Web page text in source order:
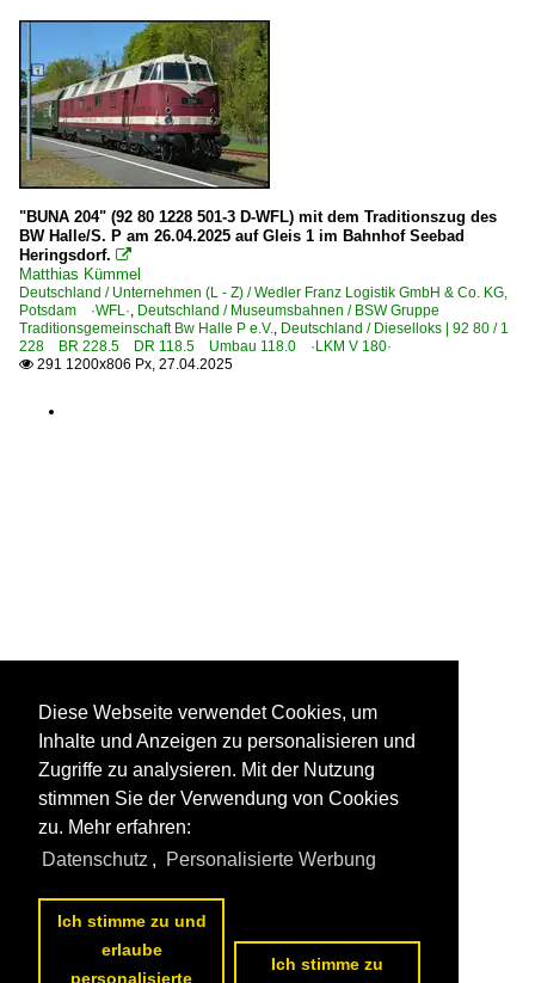
"BUNA 204" (92 80 1228 501-3 D-WFL) mit dem Traditionszug des
BW Halle/S. P am 26.04.2025 auf Gleis 1 im Bahnhof Seebad
Heringsdorf. 
Matthias Kümmel
Deutschland / Unternehmen (L - Z) / Wedler Franz Logistik GmbH & Co. KG,
Potsdam ·WFL·, Deutschland / Museumsbahnen / BSW Gruppe
Traditionsgemeinschaft Bw Halle P e.V., Deutschland / Dieselloks | 92 80 / 1
228 BR 228.5 DR 118.5 Umbau 118.0 ·LKM V 180·
 291 1200x806 Px, 27.04.2025
Diese Webseite verwendet Cookies, um
Inhalte und Anzeigen zu personalisieren und
Zugriffe zu analysieren. Mit der Nutzung
stimmen Sie der Verwendung von Cookies
zu. Mehr erfahren:
Datenschutz , Personalisierte Werbung
Ich stimme zu und
erlaube
personalisierte
Ich stimme zu